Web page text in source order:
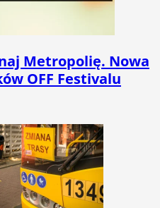
Metropolię. Nowa
OFF Festivalu